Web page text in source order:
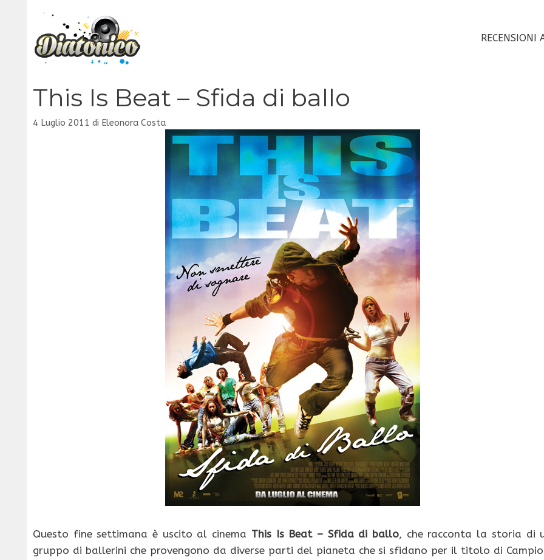
contenuto
RECENSIONI
This Is Beat – Sfida di ballo
4 Luglio 2011 di Eleonora Costa
Questo fine settimana è uscito al cinema This Is Beat – Sfida di ballo, che racconta la storia di
gruppo di ballerini che provengono da diverse parti del pianeta che si sfidano per il titolo di